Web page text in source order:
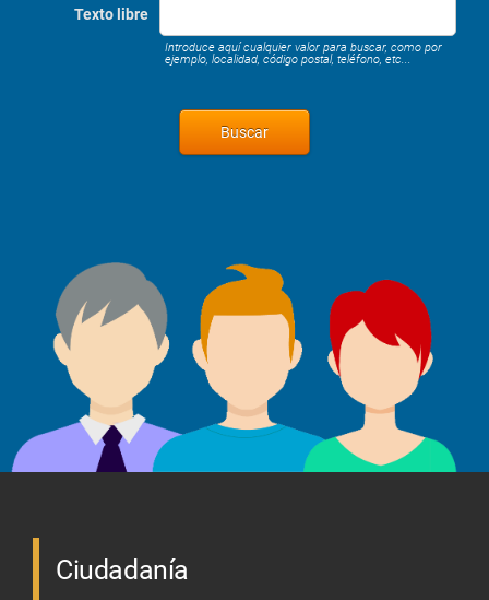
Texto libre
Introduce aquí cualquier valor para buscar, como por
ejemplo, localidad, código postal, teléfono, etc...
Ciudadanía